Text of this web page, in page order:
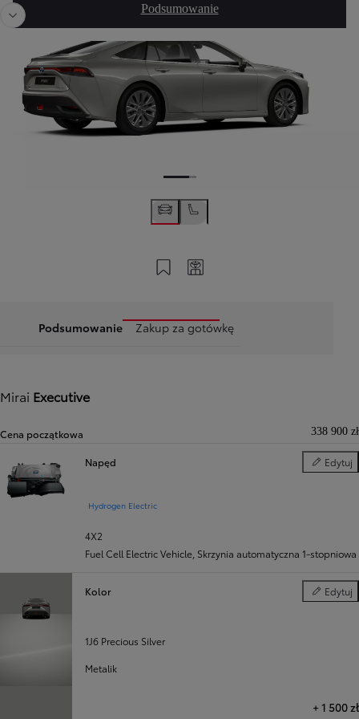
Podsumowanie
Zapisz na swoim koncie
Podsumowanie Zakup za gotówkę
Mirai Executive
Cena początkowa 338 900 zł
Napęd Edytuj
Napęd
Hydrogen Electric
4X2
Fuel Cell Electric Vehicle, Skrzynia automatyczna 1-stopniowa
Kolor Edytuj
Kolor
1J6 Precious Silver
Metalik
+1 500 zł